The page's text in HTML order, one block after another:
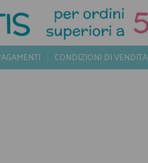
CONDIZIONI DI VENDITA